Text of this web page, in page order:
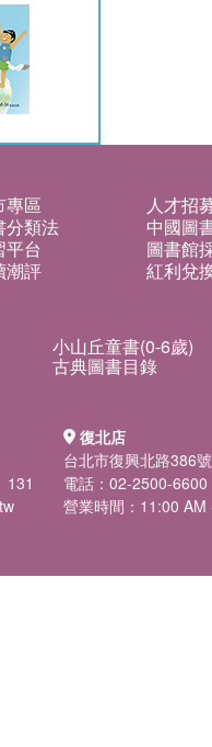
專區 人才招
分類法 中國圖
平台 圖書館
潮評 紅利兌
小山丘童書(0-6歲)
古典圖書目錄
131
復北店
台北市復興北路386號
電話：02-2500-6600
營業時間：11:00 AM